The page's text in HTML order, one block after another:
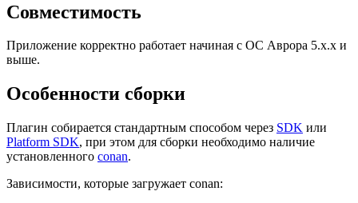
Совместимость
Приложение корректно работает начиная с ОС Аврора 5.х.х и
выше.
Особенности сборки
Плагин собирается стандартным способом через SDK или
Platform SDK, при этом для сборки необходимо наличие
установленного conan.
Зависимости, которые загружает conan: